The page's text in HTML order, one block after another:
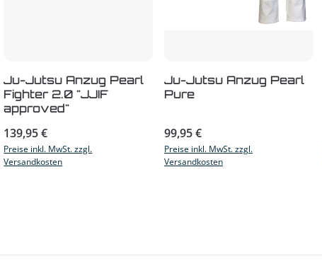
Ju-Jutsu Anzug Pearl
Fighter 2.0 "JJIF
approved"
Regulärer Preis:
139,95 €
Preise inkl. MwSt. zzgl.
Versandkosten
Ju-Jutsu Anzug Pearl
Pure
Regulärer Preis:
99,95 €
Preise inkl. MwSt. zzgl.
Versandkosten